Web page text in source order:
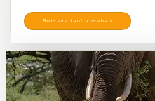
Reiseverlauf ansehen